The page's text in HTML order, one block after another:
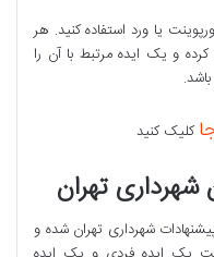
یا ورد استفاده کنید. هر
و یک ایده مرتبط با آن را
کلیک کنید
شهرداری تهران شده و